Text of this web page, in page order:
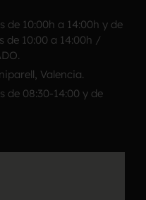
de 10:00h a 14:00h y de
de 10:00 a 14:00h /
Valencia.
de 08:30-14:00 y de